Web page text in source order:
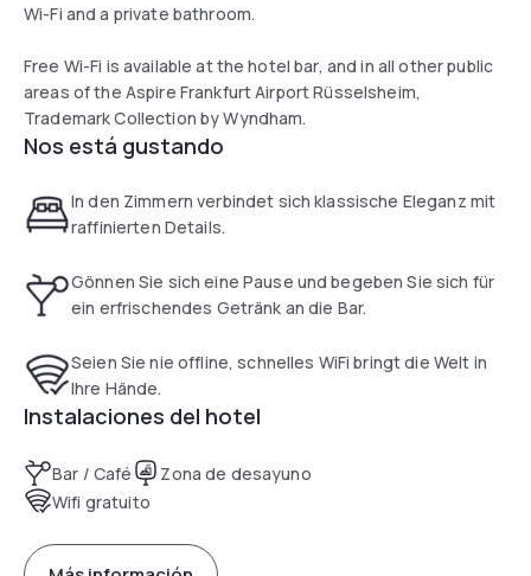
Wi-Fi and a private bathroom.
Free Wi-Fi is available at the hotel bar, and in all other public
areas of the Aspire Frankfurt Airport Rüsselsheim,
Trademark Collection by Wyndham.
Nos está gustando
In den Zimmern verbindet sich klassische Eleganz mit
raffinierten Details.
Gönnen Sie sich eine Pause und begeben Sie sich für
ein erfrischendes Getränk an die Bar.
Seien Sie nie offline, schnelles WiFi bringt die Welt in
Ihre Hände.
Instalaciones del hotel
Bar / Café
Zona de desayuno
Wifi gratuito